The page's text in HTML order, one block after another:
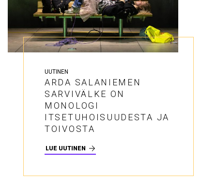
UUTINEN
ARDA SALANIEMEN
SARVIVÄLKE ON
MONOLOGI
ITSETUHOISUUDESTA JA
TOIVOSTA
LUE UUTINEN